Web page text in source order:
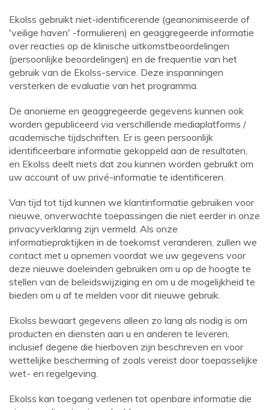
Ekolss gebruikt niet-identificerende (geanonimiseerde of
'veilige haven' -formulieren) en geaggregeerde informatie
over reacties op de klinische uitkomstbeoordelingen
(persoonlijke beoordelingen) en de frequentie van het
gebruik van de Ekolss-service. Deze inspanningen
versterken de evaluatie van het programma.
De anonieme en geaggregeerde gegevens kunnen ook
worden gepubliceerd via verschillende mediaplatforms /
academische tijdschriften. Er is geen persoonlijk
identificeerbare informatie gekoppeld aan de resultaten,
en Ekolss deelt niets dat zou kunnen worden gebruikt om
uw account of uw privé-informatie te identificeren.
Van tijd tot tijd kunnen we klantinformatie gebruiken voor
nieuwe, onverwachte toepassingen die niet eerder in onze
privacyverklaring zijn vermeld. Als onze
informatiepraktijken in de toekomst veranderen, zullen we
contact met u opnemen voordat we uw gegevens voor
deze nieuwe doeleinden gebruiken om u op de hoogte te
stellen van de beleidswijziging en om u de mogelijkheid te
bieden om u af te melden voor dit nieuwe gebruik.
Ekolss bewaart gegevens alleen zo lang als nodig is om
producten en diensten aan u en anderen te leveren,
inclusief degene die hierboven zijn beschreven en voor
wettelijke bescherming of zoals vereist door toepasselijke
wet- en regelgeving.
Ekolss kan toegang verlenen tot openbare informatie die